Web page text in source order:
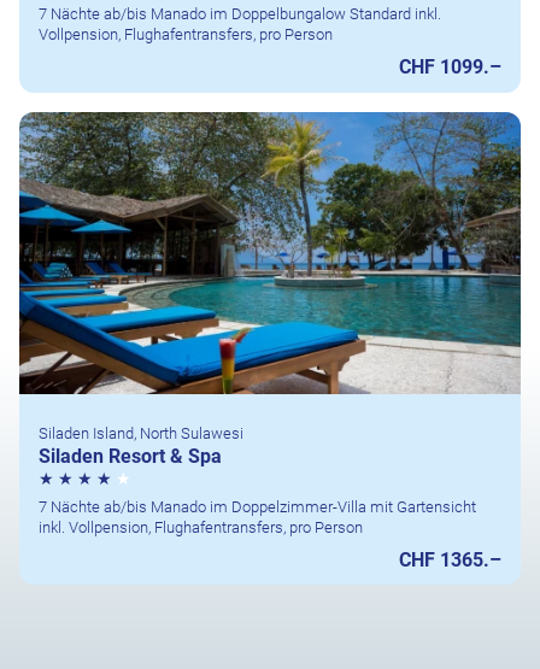
7 Nächte ab/bis Manado im Doppelbungalow Standard inkl.
Vollpension, Flughafentransfers, pro Person
CHF 1099.–
Siladen Island, North Sulawesi
Siladen Resort & Spa
7 Nächte ab/bis Manado im Doppelzimmer-Villa mit Gartensicht
inkl. Vollpension, Flughafentransfers, pro Person
CHF 1365.–